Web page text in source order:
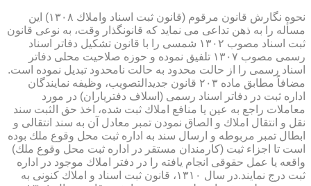
نحوه نگارش قانون مرقوم (قانون ثبت اسناد واملاك ۱۳۰۸) این
مسأله را به ذهن تداعی می نماید كه قانونگذار وقت، به نوعی قانون
ثبت اسناد مصوب ۱۳۰۲ شمسی را با قانون تشكیل دفاتر اسناد
رسمی مصوب ۱۳۰۷ تلفیق نموده و حوزه صلاحیت محلی دفاتر
اسناد رسمی را از حالت محدود به حالت نامحدود تبدیل نموده است.
مضافاً مطابق ماده ۲۰۳ قانون جدیدالتصویب، وظیفه نمایندگان
اداره ثبت در دفاتر اسناد رسمی (اسلاف دفتریاران) در مورد
معاملات راجع به عین یا منافع املاك ثبت شده، اخذ حق الثبت سند
نقل و انتقال املاك و الصاق نمودن تمبر معادل آن به سند انتقالی و
ابطال تمبر مربوطه و ارسال سند به اداره ثبت محل وقوع ملك بوده
است تا اجزاء ثبت (كارمندان مستقر در اداره ثبت محل وقوع ملك)
واقعه یا عمل حقوقی انجام یافته را در دفتر املاك موجود در اداره
ثبت درج نمایند.در سال ۱۳۱۰، قانون ثبت اسناد و املاك كنونی به